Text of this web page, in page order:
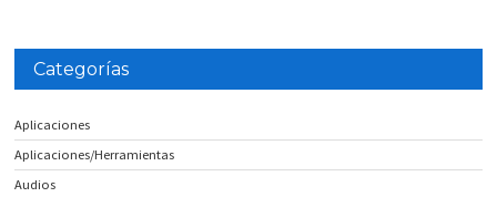
Categorías
Aplicaciones
Aplicaciones/Herramientas
Audios